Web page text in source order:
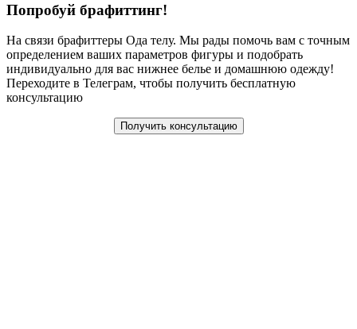
Попробуй брафиттинг!
На связи брафиттеры Ода телу. Мы рады помочь вам с точным
определением ваших параметров фигуры и подобрать
индивидуально для вас нижнее белье и домашнюю одежду!
Переходите в Телеграм, чтобы получить бесплатную
консультацию
Получить консультацию